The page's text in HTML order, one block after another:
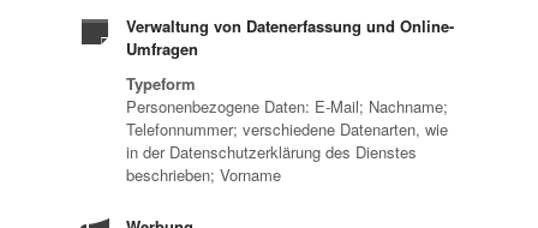
Verwaltung von Datenerfassung und Online-
Umfragen
Typeform
Personenbezogene Daten: E-Mail; Nachname;
Telefonnummer; verschiedene Datenarten, wie
in der Datenschutzerklärung des Dienstes
beschrieben; Vorname